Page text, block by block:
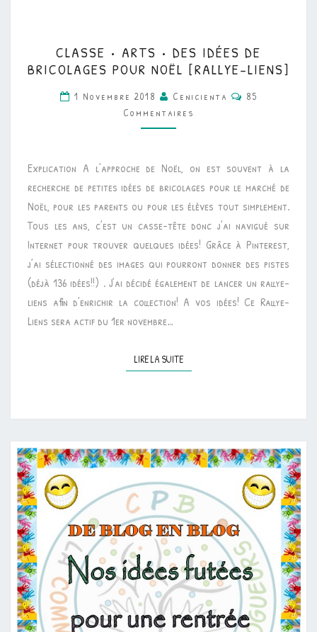
•
ARTS
•
DES
BRICOLAGES
POUR
NOËL
[RALLYE-
LIENS]
CLASSE • ARTS • DES IDÉES DE
BRICOLAGES POUR NOËL [RALLYE-LIENS]
1 Novembre 2018 Cenicienta Commentaires
85
Commentaires
Explication A l’approche de Noël, on est souvent à la
recherche de petites idées de bricolages pour le marché de
Noël, pour les parents ou pour les élèves tout simplement.
Tous les ans, c’est un casse-tête donc j’ai navigué sur
Internet pour trouver quelques idées! Grâce à Pinterest,
j’ai sélectionné des images qui pourront donner des pistes
(déjà 136 idées!!) . J’ai décidé également de lancer un rallye-
liens afin d’enrichir la collection! A vos idées! Ce Rallye-
Liens sera actif du 1er novembre…
LIRE LA SUITELIRE LA SUITE